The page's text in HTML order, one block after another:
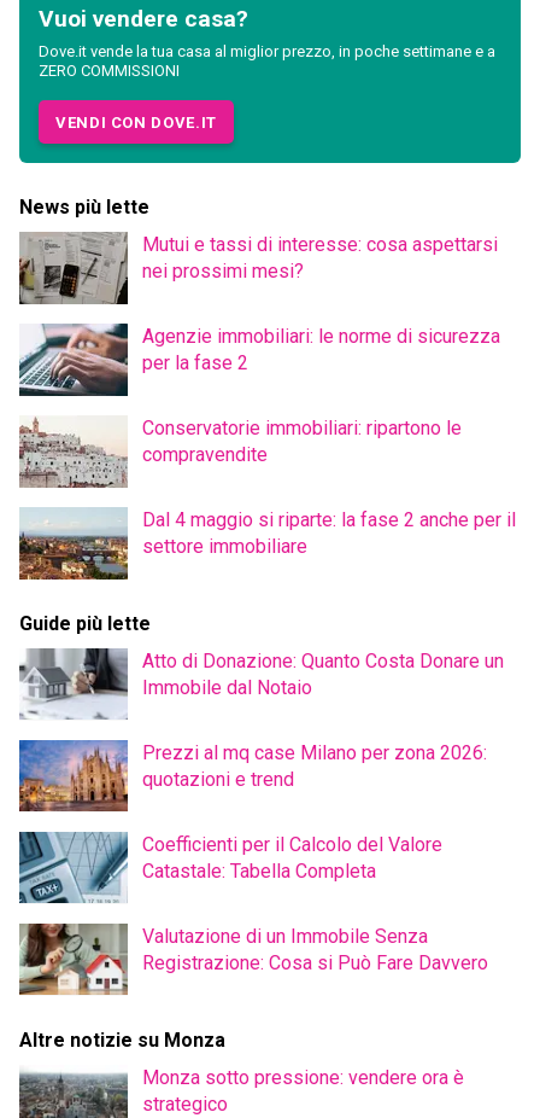
Vuoi vendere casa?
Dove.it vende la tua casa al miglior prezzo, in poche settimane e a
ZERO COMMISSIONI
VENDI CON DOVE.IT
News più lette
Mutui e tassi di interesse: cosa aspettarsi
nei prossimi mesi?
Agenzie immobiliari: le norme di sicurezza
per la fase 2
Conservatorie immobiliari: ripartono le
compravendite
Dal 4 maggio si riparte: la fase 2 anche per il
settore immobiliare
Guide più lette
Atto di Donazione: Quanto Costa Donare un
Immobile dal Notaio
Prezzi al mq case Milano per zona 2026:
quotazioni e trend
Coefficienti per il Calcolo del Valore
Catastale: Tabella Completa
Valutazione di un Immobile Senza
Registrazione: Cosa si Può Fare Davvero
Altre notizie su Monza
Monza sotto pressione: vendere ora è
strategico